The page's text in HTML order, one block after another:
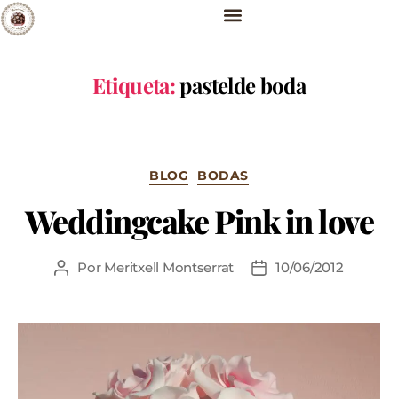
Etiqueta:pastelde boda
BLOG BODAS
Weddingcake Pink in love
Por Meritxell Montserrat 10/06/2012